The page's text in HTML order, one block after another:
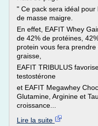
" Ce pack sera idéal
de masse maigre.
En effet, EAFIT Whey
de 42% de protéines,
protein vous fera
graisse,
EAFIT TRIBULUS
testostérone
et EAFIT Megawhey
Glutamine, Arginine et
croissance...
Lire la suite